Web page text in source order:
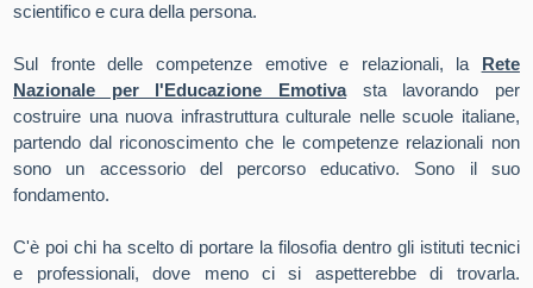
scientifico e cura della persona.
Sul fronte delle competenze emotive e relazionali, la Rete
Nazionale per l'Educazione Emotivasta lavorando per
costruire una nuova infrastruttura culturale nelle scuole italiane,
partendo dal riconoscimento che le competenze relazionali non
sono un accessorio del percorso educativo. Sono il suo
fondamento.
C'è poi chi ha scelto di portare la filosofia dentro gli istituti tecnici
e professionali, dove meno ci si aspetterebbe di trovarla.